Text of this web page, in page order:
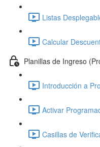
Listas
Calcular
Planillas de Ingreso
Introducción a
Activar
Casillas de